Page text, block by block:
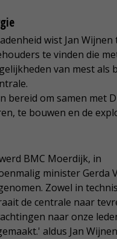
wist Jan Wijnen
te vinden die
van mest als
bereid om samen met
te bouwen en de
BMC Moerdijk, in
minister Gerda
Zowel in
de centrale naar
naar onze
aldus Jan